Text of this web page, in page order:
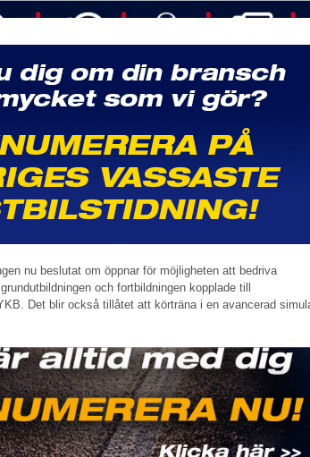
nu beslutat om öppnar för möjligheten att bedriva
och fortbildningen kopplade till
Det blir också tillåtet att körträna i en avancerad